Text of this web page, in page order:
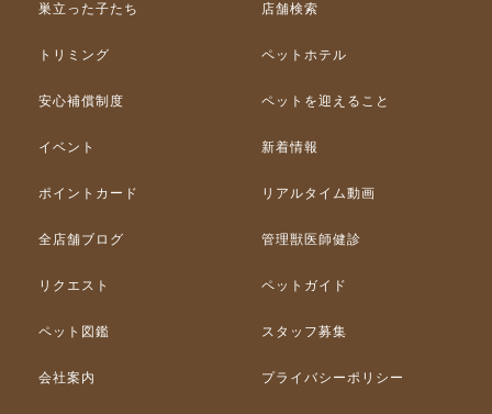
巣立った子たち 店舗検索
トリミング ペットホテル
安心補償制度 ペットを迎えること
イベント 新着情報
ポイントカード リアルタイム動画
全店舗ブログ 管理獣医師健診
リクエスト ペットガイド
ペット図鑑 スタッフ募集
会社案内 プライバシーポリシー